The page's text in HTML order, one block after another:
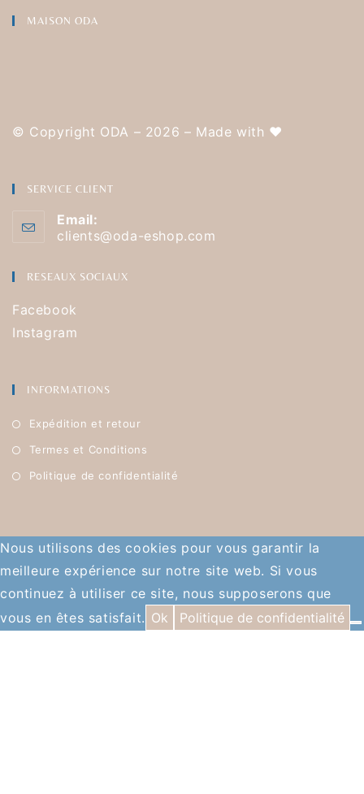
MAISON ODA
© Copyright ODA – 2026 – Made with ❤️
SERVICE CLIENT
Email:
clients@oda-eshop.com
RESEAUX SOCIAUX
Facebook
Instagram
INFORMATIONS
Expédition et retour
Termes et Conditions
Politique de confidentialité
Nous utilisons des cookies pour vous garantir la
meilleure expérience sur notre site web. Si vous
continuez à utiliser ce site, nous supposerons que
vous en êtes satisfait. Ok Politique de confidentialité